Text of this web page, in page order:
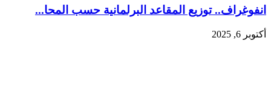
انفوغراف.. توزيع المقاعد البرلمانية حسب المحا...
أكتوبر 6, 2025